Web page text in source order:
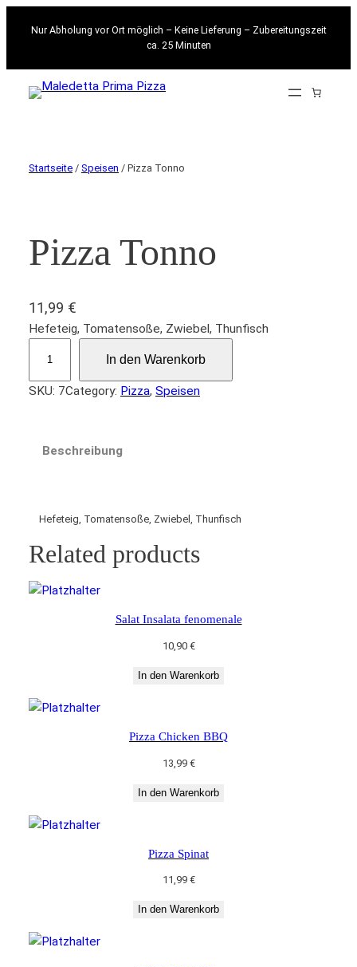
Nur Abholung vor Ort möglich – Keine Lieferung – Zubereitungszeit
ca. 25 Minuten
Startseite / Speisen / Pizza Tonno
Pizza Tonno
11,99 €
Hefeteig, Tomatensoße, Zwiebel, Thunfisch
z
e
g
In den Warenkorb
SKU: 7Category: Pizza, Speisen
Beschreibung
Hefeteig, Tomatensoße, Zwiebel, Thunfisch
Related products
Salat Insalata fenomenale
10,90 €
In den Warenkorb
Pizza Chicken BBQ
13,99 €
In den Warenkorb
Pizza Spinat
11,99 €
In den Warenkorb